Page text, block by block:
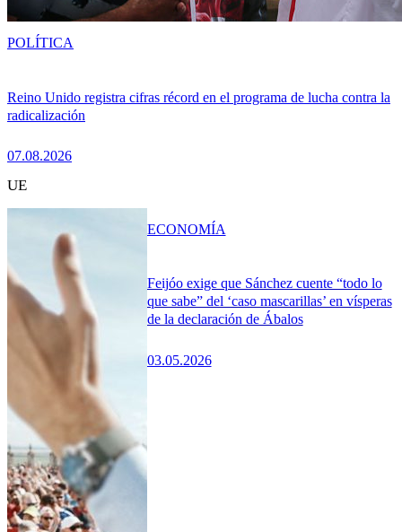
Reino Unido registra cifras récord en el programa de lucha contra la
radicalización
07.08.2026
POLÍTICA
UE
Feijóo exige que Sánchez cuente “todo lo
que sabe” del ‘caso mascarillas’ en vísperas
de la declaración de Ábalos
03.05.2026
ECONOMÍA